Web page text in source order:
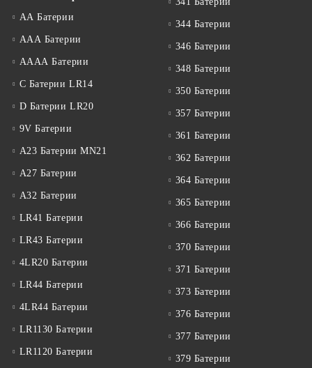
АА Батерии
ААА Батерии
АААА Батерии
C Батерии LR14
D Батерии LR20
9V Батерии
A23 Батерии MN21
A27 Батерии
A32 Батерии
LR41 Батерии
LR43 Батерии
4LR20 Батерии
LR44 Батерии
4LR44 Батерии
LR1130 Батерии
LR1120 Батерии
344 Батерии
346 Батерии
348 Батерии
350 Батерии
357 Батерии
361 Батерии
362 Батерии
364 Батерии
365 Батерии
366 Батерии
370 Батерии
371 Батерии
373 Батерии
376 Батерии
377 Батерии
379 Батерии